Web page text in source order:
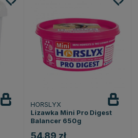
HORSLYX
Lizawka Mini Pro Digest
Balancer 650g
54.89 zł